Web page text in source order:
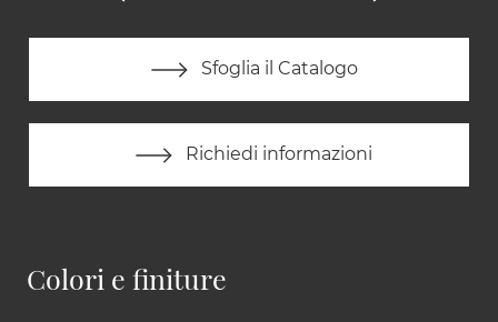
Sfoglia il Catalogo
Richiedi informazioni
Colori e finiture